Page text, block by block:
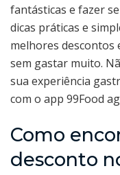
fantásticas e fazer
dicas práticas e
melhores descontos
sem gastar muito.
sua experiência
com o app 99Food
Como
desconto